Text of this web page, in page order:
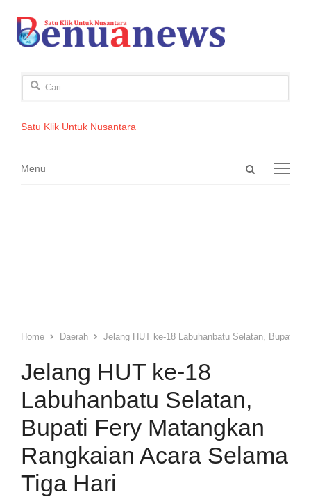
Cari
Satu Klik Untuk Nusantara
Open
Menu
Menu
Home Daerah Jelang HUT ke-18 Labuhanbatu Selatan, Bupati
Jelang HUT ke-18
Labuhanbatu Selatan,
Bupati Fery Matangkan
Rangkaian Acara Selama
Tiga Hari